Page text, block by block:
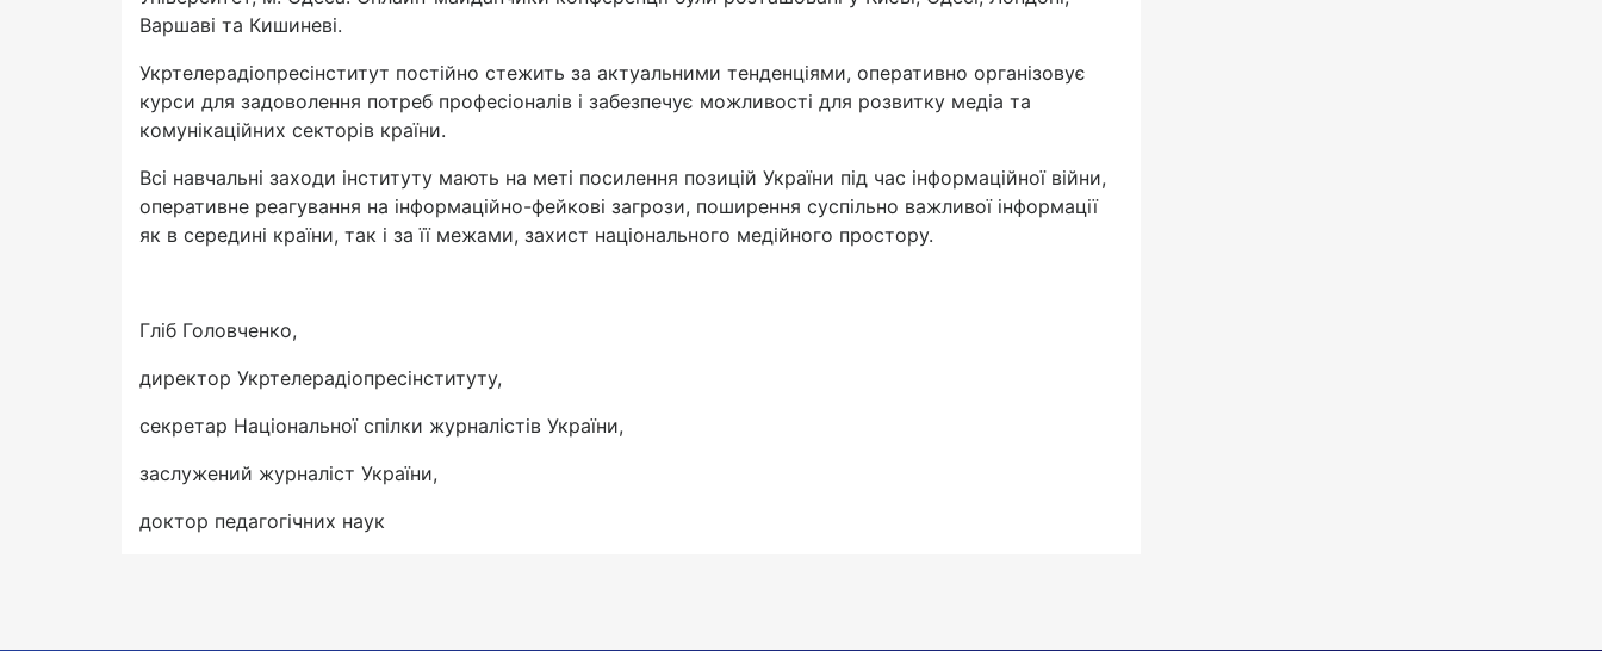
Варшаві та Кишиневі.
Укртелерадіопресінститут постійно стежить за актуальними тенденціями, оперативно організовує
курси для задоволення потреб професіоналів і забезпечує можливості для розвитку медіа та
комунікаційних секторів країни.
Всі навчальні заходи інституту мають на меті посилення позицій України під час інформаційної війни,
оперативне реагування на інформаційно-фейкові загрози, поширення суспільно важливої інформації
як в середині країни, так і за її межами, захист національного медійного простору.
Гліб Головченко,
директор Укртелерадіопресінституту,
секретар Національної спілки журналістів України,
заслужений журналіст України,
доктор педагогічних наук